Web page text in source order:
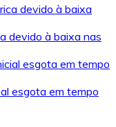
devido à baixa nas
esgota em tempo